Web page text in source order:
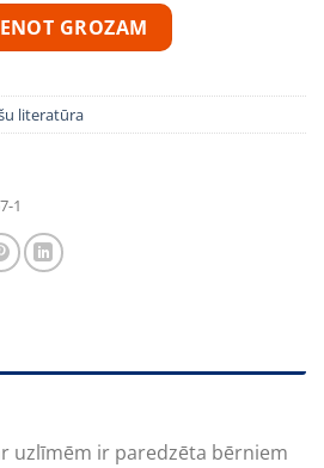
daudzums
GROZAM
literatūra
1
uzlīmēm ir paredzēta bērniem